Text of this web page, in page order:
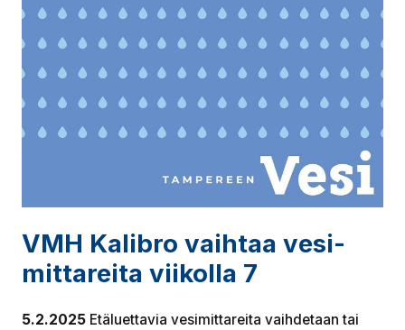
VMH Kalibro vaihtaa ve­si­
mit­ta­rei­ta viikolla 7
5.2.2025 Etäluettavia vesimittareita vaihdetaan tai